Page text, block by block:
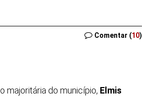
Comentar (10)
majoritária do município, Elmis